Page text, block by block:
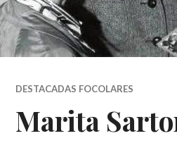
DESTACADAS FOCOLARES
Marita